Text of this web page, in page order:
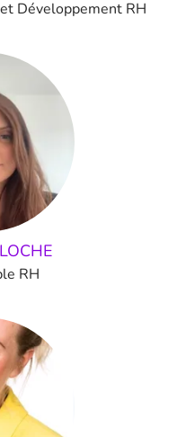
Développement RH
RH